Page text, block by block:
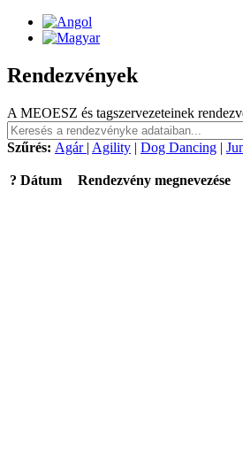
Rendezvények
A MEOESZ és tagszervezeteinek
Szűrés: Agár | Agility | Dog Dancing |
? Dátum Rendezvény megnevezése